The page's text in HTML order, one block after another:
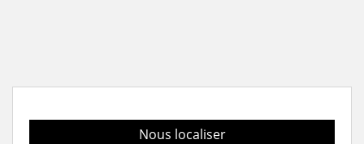
Nous localiser